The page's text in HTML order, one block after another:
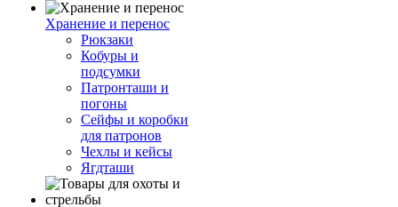
Хранение и перенос
Рюкзаки
Кобуры и
подсумки
Патронташи и
погоны
Сейфы и коробки
для патронов
Чехлы и кейсы
Ягдташи